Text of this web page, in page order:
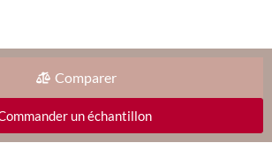
Comparer
un échantillon